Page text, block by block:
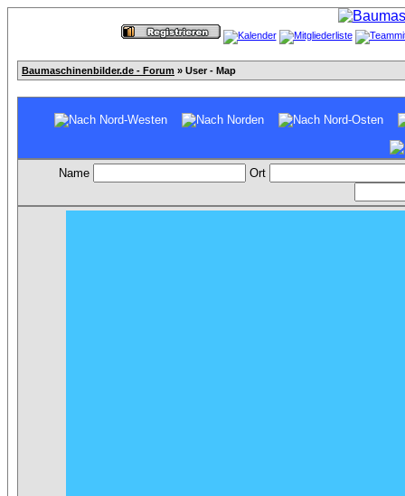
Baumaschinenbilder.de - Forum » User - Map
Name Ort